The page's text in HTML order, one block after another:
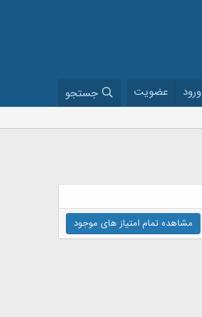
ورود عضویت جستجو
مشاهده تمام امتیاز های موجود